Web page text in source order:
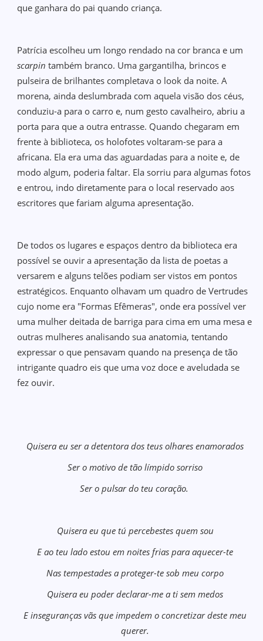
que ganhara do pai quando criança.
Patrícia escolheu um longo rendado na cor branca e um
scarpin também branco. Uma gargantilha, brincos e
pulseira de brilhantes completava o look da noite. A
morena, ainda deslumbrada com aquela visão dos céus,
conduziu-a para o carro e, num gesto cavalheiro, abriu a
porta para que a outra entrasse. Quando chegaram em
frente à biblioteca, os holofotes voltaram-se para a
africana. Ela era uma das aguardadas para a noite e, de
modo algum, poderia faltar. Ela sorriu para algumas fotos
e entrou, indo diretamente para o local reservado aos
escritores que fariam alguma apresentação.
De todos os lugares e espaços dentro da biblioteca era
possível se ouvir a apresentação da lista de poetas a
versarem e alguns telões podiam ser vistos em pontos
estratégicos. Enquanto olhavam um quadro de Vertrudes
cujo nome era "Formas Efêmeras", onde era possível ver
uma mulher deitada de barriga para cima em uma mesa e
outras mulheres analisando sua anatomia, tentando
expressar o que pensavam quando na presença de tão
intrigante quadro eis que uma voz doce e aveludada se
fez ouvir.
Quisera eu ser a detentora dos teus olhares enamorados
Ser o motivo de tão límpido sorriso
Ser o pulsar do teu coração.
Quisera eu que tú percebestes quem sou
E ao teu lado estou em noites frias para aquecer-te
Nas tempestades a proteger-te sob meu corpo
Quisera eu poder declarar-me a ti sem medos
E inseguranças vãs que impedem o concretizar deste meu
querer.